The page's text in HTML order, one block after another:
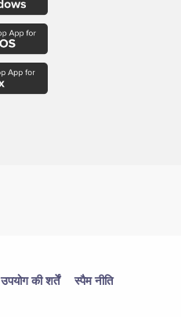
उपयोग की शर्तें स्पैम नीति